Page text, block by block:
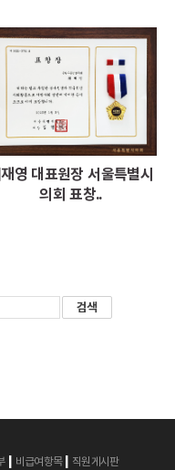
영 대표원장 서울특별시
의회 표창..
| 비급여항목 | 직원게시판